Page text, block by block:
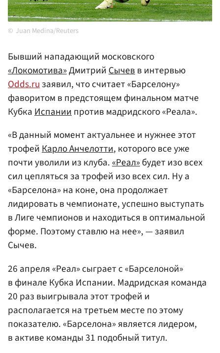
Juan Medina/Reuters
Бывший нападающий московского
«Локомотива»ДмитрийСычевв интервью
Odds.ruзаявил, что считает «Барселону»
фаворитом в предстоящем финальном матче
КубкаИспаниипротив мадридского «Реала».
«В данный момент актуальнее и нужнее этот
трофейКарло Анчелотти, которого все уже
почти уволили из клуба.«Реал»будет изо всех
сил цепляться за трофей изо всех сил. Ну а
«Барселона» на коне, она продолжает
лидировать в чемпионате, успешно выступать
в Лиге чемпионов и находиться в оптимальной
форме. Поэтому ставлю на нее», — заявил
Сычев.
26 апреля «Реал» сыграет с «Барселоной»
в финале Кубка Испании. Мадридская команда
20 раз выигрывала этот трофей и
располагается на третьем месте по этому
показателю. «Барселона» является лидером,
в активе команды 31 подобный титул.